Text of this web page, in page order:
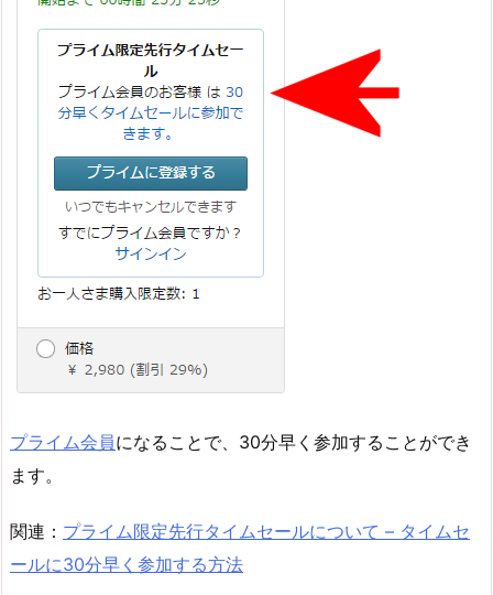
プライム会員になることで、30分早く参加することができ
ます。
関連： プライム限定先行タイムセールについて – タイムセ
ールに30分早く参加する方法